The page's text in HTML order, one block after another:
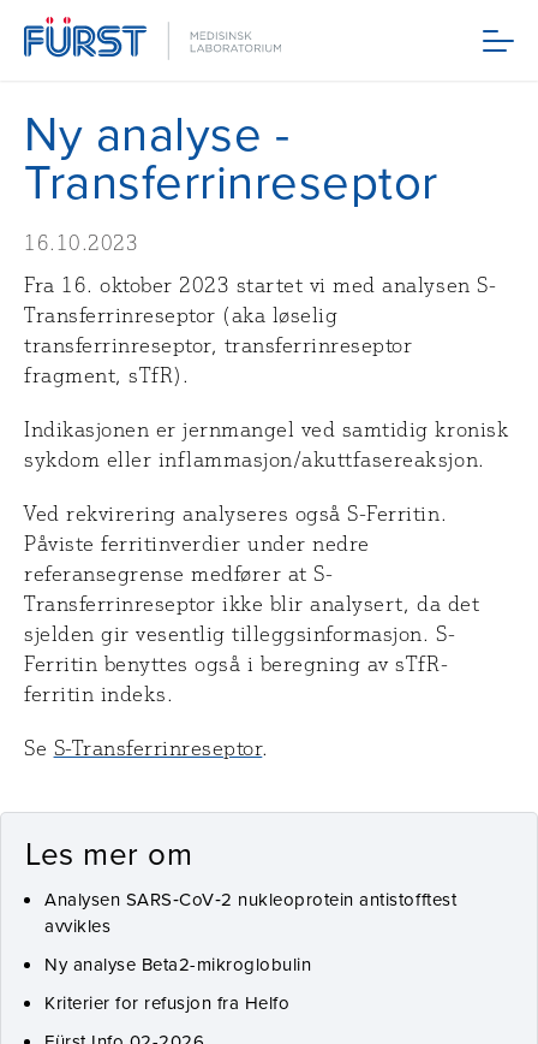
Meny
Ny analyse -
Transferrinreseptor
16.10.2023
Fra 16. oktober 2023 startet vi med analysen S-
Transferrinreseptor (aka løselig
transferrinreseptor, transferrinreseptor
fragment, sTfR).
Indikasjonen er jernmangel ved samtidig kronisk
sykdom eller inflammasjon/akuttfasereaksjon.
Ved rekvirering analyseres også S-Ferritin.
Påviste ferritinverdier under nedre
referansegrense medfører at S-
Transferrinreseptor ikke blir analysert, da det
sjelden gir vesentlig tilleggsinformasjon. S-
Ferritin benyttes også i beregning av sTfR-
ferritin indeks.
Se S-Transferrinreseptor.
Les mer om
Analysen SARS‑CoV‑2 nukleoprotein antistofftest
avvikles
Ny analyse Beta2-mikroglobulin
Kriterier for refusjon fra Helfo